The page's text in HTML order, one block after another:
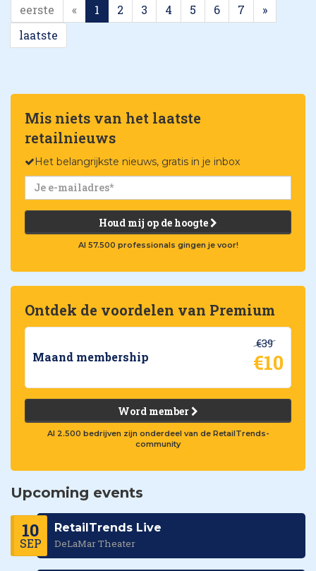
eerste « 1 2 3 4 5 6 7
»
laatste
Mis niets van het laatste
retailnieuws
Het belangrijkste nieuws, gratis in je inbox
Houd mij op de hoogte
Al 57.500 professionals gingen je voor!
Ontdek de voordelen van Premium
Maand membership
€39
€10
Word member
Al 2.500 bedrijven zijn onderdeel van de RetailTrends-
community
Upcoming events
10
SEP
RetailTrends Live
DeLaMar Theater